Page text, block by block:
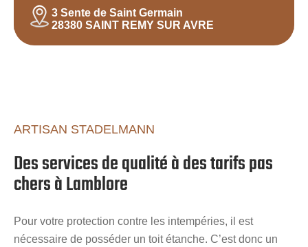
3 Sente de Saint Germain
28380 SAINT REMY SUR AVRE
ARTISAN STADELMANN
Des services de qualité à des tarifs pas
chers à Lamblore
Pour votre protection contre les intempéries, il est
nécessaire de posséder un toit étanche. C’est donc un